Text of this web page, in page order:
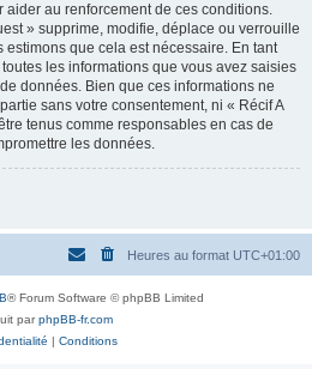
au renforcement de ces conditions.
» supprime, modifie, déplace ou verrouille
estimons que cela est nécessaire. En tant
les informations que vous avez saisies
données. Bien que ces informations ne
sans votre consentement, ni « Récif A
tenus comme responsables en cas de
les données.
Heures au format UTC+01:00
® Forum Software © phpBB Limited
parphpBB-fr.com
| Conditions